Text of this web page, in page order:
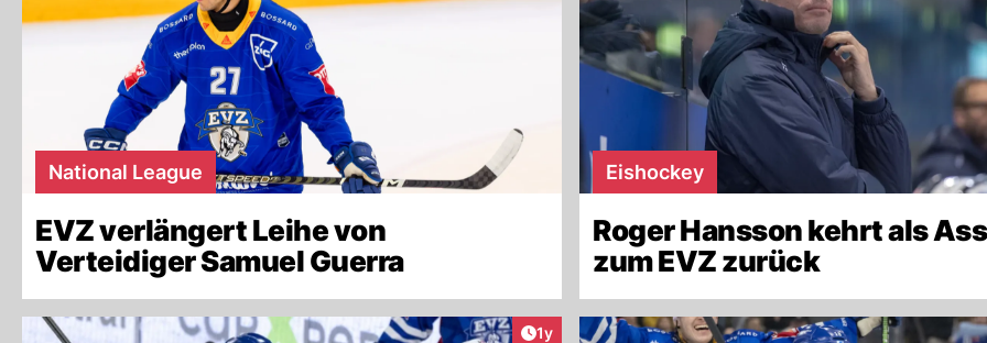
National League
EVZ verlängert Leihe von
Verteidiger Samuel Guerra
Eishockey
Roger Hansson kehrt als
zum EVZ zurück
Artikel veröffentlicht:
1y